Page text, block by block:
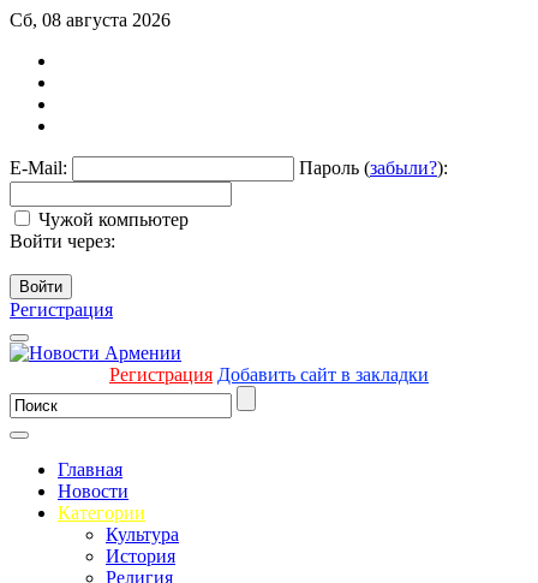
Сб, 08 августа 2026
E-Mail: Пароль (забыли?):
Чужой компьютер
Войти через:
Войти
Регистрация
Регистрация Добавить сайт в закладки
Главная
Новости
Категории
Культура
История
Религия